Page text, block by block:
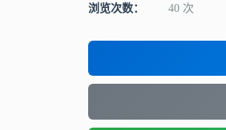
浏览次数： 40 次